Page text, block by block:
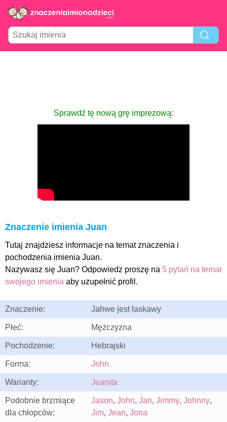
Sprawdź tę nową grę imprezową:
Znaczenie imienia Juan
Tutaj znajdziesz informacje na temat znaczenia i
pochodzenia imienia Juan.
Nazywasz się Juan? Odpowiedz proszę na 5 pytań na temat
swojego imienia aby uzupełnić profil.
Znaczenie: Jahwe jest łaskawy
Płeć: Mężczyzna
Pochodzenie: Hebrajski
Forma: John
Warianty: Juanita
Podobnie brzmiące
dla chłopców:
Jason, John, Jan, Jimmy, Johnny,
Jim, Jean, Jona